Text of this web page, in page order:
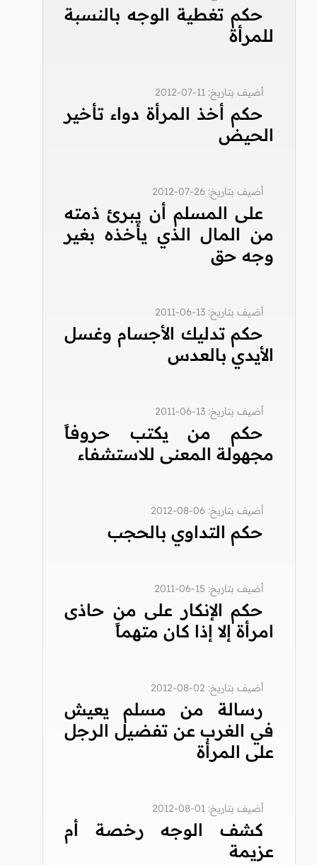
حكم تغطية الوجه بالنسبة
للمرأة
أضيف بتاريخ: 11-07-2012
حكم أخذ المرأة دواء تأخير
الحيض
أضيف بتاريخ: 26-07-2012
على المسلم أن يبرئ ذمته
من المال الذي يأخذه بغير
وجه حق
أضيف بتاريخ: 13-06-2011
حكم تدليك الأجسام وغسل
الأيدي بالعدس
أضيف بتاريخ: 13-06-2011
حكم من يكتب حروفاً
مجهولة المعنى للاستشفاء
أضيف بتاريخ: 06-08-2012
حكم التداوي بالحجب
أضيف بتاريخ: 15-06-2011
حكم الإنكار على من حاذى
امرأة إلا إذا كان متهماً
أضيف بتاريخ: 02-08-2012
رسالة من مسلم يعيش
في الغرب عن تفضيل الرجل
على المرأة
أضيف بتاريخ: 01-08-2012
كشف الوجه رخصة أم
عزيمة